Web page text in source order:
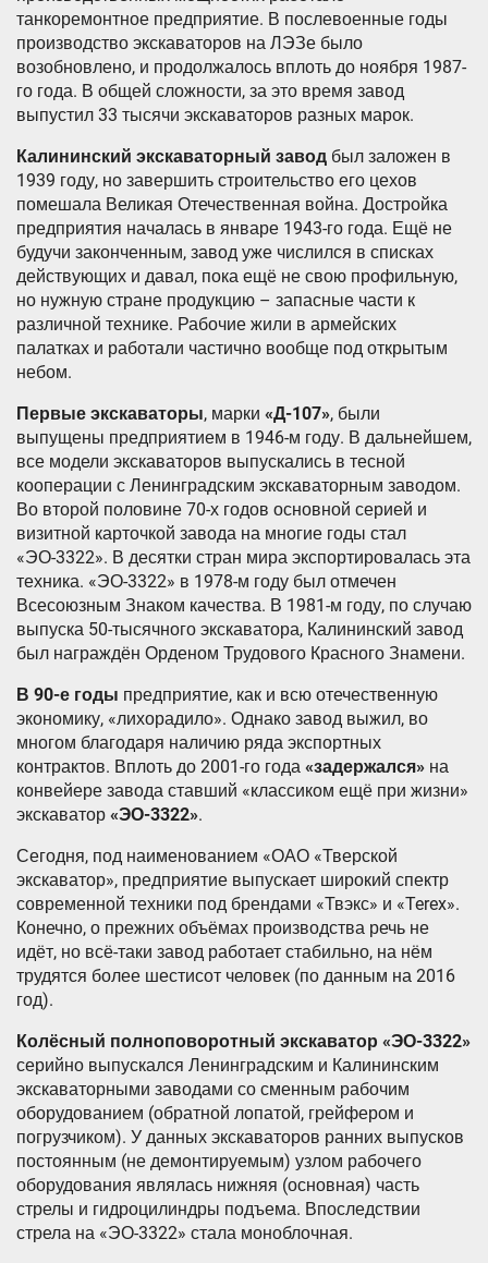
танкоремонтное предприятие. В послевоенные годы
производство экскаваторов на ЛЭЗе было
возобновлено, и продолжалось вплоть до ноября 1987-
го года. В общей сложности, за это время завод
выпустил 33 тысячи экскаваторов разных марок.
Калининский экскаваторный завод был заложен в
1939 году, но завершить строительство его цехов
помешала Великая Отечественная война. Достройка
предприятия началась в январе 1943-го года. Ещё не
будучи законченным, завод уже числился в списках
действующих и давал, пока ещё не свою профильную,
но нужную стране продукцию – запасные части к
различной технике. Рабочие жили в армейских
палатках и работали частично вообще под открытым
небом.
Первые экскаваторы, марки «Д-107», были
выпущены предприятием в 1946-м году. В дальнейшем,
все модели экскаваторов выпускались в тесной
кооперации с Ленинградским экскаваторным заводом.
Во второй половине 70-х годов основной серией и
визитной карточкой завода на многие годы стал
«ЭО-3322». В десятки стран мира экспортировалась эта
техника. «ЭО-3322» в 1978-м году был отмечен
Всесоюзным Знаком качества. В 1981-м году, по случаю
выпуска 50-тысячного экскаватора, Калининский завод
был награждён Орденом Трудового Красного Знамени.
В 90-е годы предприятие, как и всю отечественную
экономику, «лихорадило». Однако завод выжил, во
многом благодаря наличию ряда экспортных
контрактов. Вплоть до 2001-го года «задержался» на
конвейере завода ставший «классиком ещё при жизни»
экскаватор «ЭО-3322».
Сегодня, под наименованием «ОАО «Тверской
экскаватор», предприятие выпускает широкий спектр
современной техники под брендами «Твэкс» и «Terex».
Конечно, о прежних объёмах производства речь не
идёт, но всё-таки завод работает стабильно, на нём
трудятся более шестисот человек (по данным на 2016
год).
Колёсный полноповоротный экскаватор «ЭО-3322»
серийно выпускался Ленинградским и Калининским
экскаваторными заводами со сменным рабочим
оборудованием (обратной лопатой, грейфером и
погрузчиком). У данных экскаваторов ранних выпусков
постоянным (не демонтируемым) узлом рабочего
оборудования являлась нижняя (основная) часть
стрелы и гидроцилиндры подъема. Впоследствии
стрела на «ЭО-3322» стала моноблочная.